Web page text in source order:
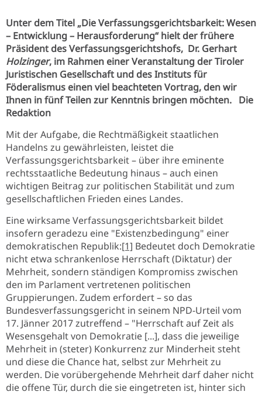
Unter dem Titel „Die Verfassungsgerichtsbarkeit: Wesen
– Entwicklung – Herausforderung“ hielt der frühere
Präsident des Verfassungsgerichtshofs, Dr. Gerhart
Holzinger, im Rahmen einer Veranstaltung der Tiroler
Juristischen Gesellschaft und des Instituts für
Föderalismus einen viel beachteten Vortrag, den wir
Ihnen in fünf Teilen zur Kenntnis bringen möchten. Die
Redaktion
Mit der Aufgabe, die Rechtmäßigkeit staatlichen
Handelns zu gewährleisten, leistet die
Verfassungsgerichtsbarkeit – über ihre eminente
rechtsstaatliche Bedeutung hinaus – auch einen
wichtigen Beitrag zur politischen Stabilität und zum
gesellschaftlichen Frieden eines Landes.
Eine wirksame Verfassungsgerichtsbarkeit bildet
insofern geradezu eine "Existenzbedingung" einer
demokratischen Republik:[1] Bedeutet doch Demokratie
nicht etwa schrankenlose Herrschaft (Diktatur) der
Mehrheit, sondern ständigen Kompromiss zwischen
den im Parlament vertretenen politischen
Gruppierungen. Zudem erfordert – so das
Bundesverfassungsgericht in seinem NPD-Urteil vom
17. Jänner 2017 zutreffend – "Herrschaft auf Zeit als
Wesensgehalt von Demokratie [...], dass die jeweilige
Mehrheit in (steter) Konkurrenz zur Minderheit steht
und diese die Chance hat, selbst zur Mehrheit zu
werden. Die vorübergehende Mehrheit darf daher nicht
die offene Tür, durch die sie eingetreten ist, hinter sich